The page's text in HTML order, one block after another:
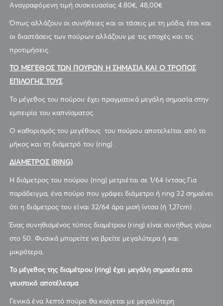
Αναγραφόμενη τιμή συσκευασίας 4.80€, 48,00€
Όπως αλλάζουν οι συνήθειες και οι τάσεις με τη μόδα, έτσι και
οι διαστάσεις των πούρων αλλάζουν με τις εποχές και τις
προτιμήσεις.
ΤΟ ΜΕΓΕΘΟΣ ΤΩΝ ΠΟΥΡΩΝ Η ΣΗΜΑΣΙΑ ΚΑΙ Ο ΤΡΟΠΟΣ
ΕΠΙΛΟΓΗΣ ΤΟΥΣ
Το μέγεθος του πούρου έχει πραγματικά μεγάλη σημασία στην
εμπειρία του καπνίσματος.
Ο καθορισμός του μεγέθους του πούρου αποτελείται από το
μήκος και τη διάμετρό του (ring) .
ΔΙΑΜΕΤΡΟΣ (RING)
Η διάμετρος του πούρου (ring) μετριέται σε 1/64 ίντσας.Για
παράδειγμα, ένα πούρο που γράφει διάμετρο ή ring 32 σημαίνει
ότι η διάμετρος του είναι 32/64 άρα μισή ίντσα (ή 1,27cm) .
Ένας συνηθισμένος τύπος διαμέτρου (ring) είναι συνήθως γύρω
στο 50. Φυσικά μπορείτε να βρείτε μεγαλύτερα ή και
μικρότερα.
Το μέγεθος της διαμέτρου (ring) έχει μεγάλη σημασία στο
γευστικό αποτέλεσμα
Γενικά ένα λεπτό πούρο θα καίγεται με μεγαλύτερη